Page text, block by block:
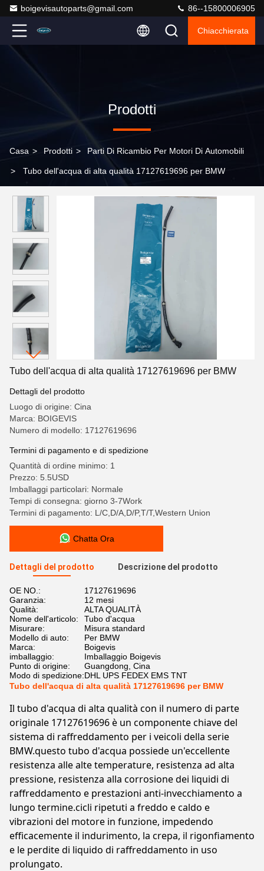
boigevisautoparts@gmail.com 86--15800006905
Chiacchierata
Prodotti
Casa > Prodotti > Parti Di Ricambio Per Motori Di Automobili
> Tubo dell'acqua di alta qualità 17127619696 per BMW
Tubo dell'acqua di alta qualità 17127619696 per BMW
Dettagli del prodotto
Luogo di origine: Cina
Marca: BOIGEVIS
Numero di modello: 17127619696
Termini di pagamento e di spedizione
Quantità di ordine minimo: 1
Prezzo: 5.5USD
Imballaggi particolari: Normale
Tempi di consegna: giorno 3-7Work
Termini di pagamento: L/C,D/A,D/P,T/T,Western Union
Chatta Ora
Dettagli del prodotto Descrizione del prodotto
OE NO.:
17127619696
Garanzia:
12 mesi
Qualità:
ALTA QUALITÀ
Nome dell'articolo:
Tubo d'acqua
Misurare:
Misura standard
Modello di auto:
Per BMW
Marca:
Boigevis
imballaggio:
Imballaggio Boigevis
Punto di origine:
Guangdong, Cina
Modo di spedizione:DHL UPS FEDEX EMS TNT
Tubo dell'acqua di alta qualità 17127619696 per BMW
Il tubo d'acqua di alta qualità con il numero di parte
originale 17127619696 è un componente chiave del
sistema di raffreddamento per i veicoli della serie
BMW.questo tubo d'acqua possiede un'eccellente
resistenza alle alte temperature, resistenza ad alta
pressione, resistenza alla corrosione dei liquidi di
raffreddamento e prestazioni anti-invecchiamento a
lungo termine.cicli ripetuti a freddo e caldo e
vibrazioni del motore in funzione, impedendo
efficacemente il indurimento, la crepa, il rigonfiamento
e le perdite di liquido di raffreddamento in uso
prolungato.